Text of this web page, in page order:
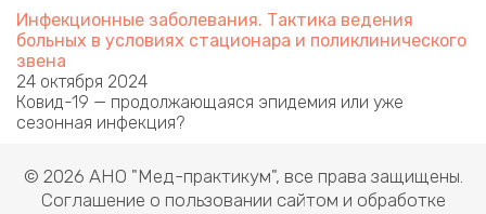
Инфекционные заболевания. Тактика ведения
больных в условиях стационара и поликлинического
звена
24 октября 2024
Ковид-19 — продолжающаяся эпидемия или уже
сезонная инфекция?
© 2026 АНО "Мед-практикум", все права защищены.
Соглашение о пользовании сайтом и обработке